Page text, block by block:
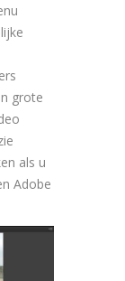
grote
als u
Adobe